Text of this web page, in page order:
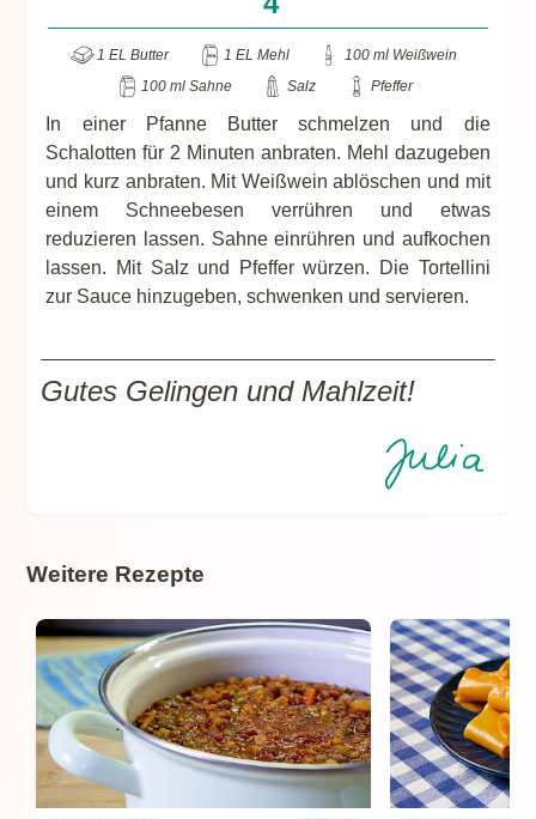
1 EL Butter 1 EL Mehl
100 ml Weißwein
100 ml Sahne
Salz Pfeffer
In einer Pfanne Butter schmelzen und die
Schalotten für 2 Minuten anbraten. Mehl dazugeben
und kurz anbraten. Mit Weißwein ablöschen und mit
einem Schneebesen verrühren und etwas
reduzieren lassen. Sahne einrühren und aufkochen
lassen. Mit Salz und Pfeffer würzen. Die Tortellini
zur Sauce hinzugeben, schwenken und servieren.
Gutes Gelingen und Mahlzeit!
Weitere Rezepte